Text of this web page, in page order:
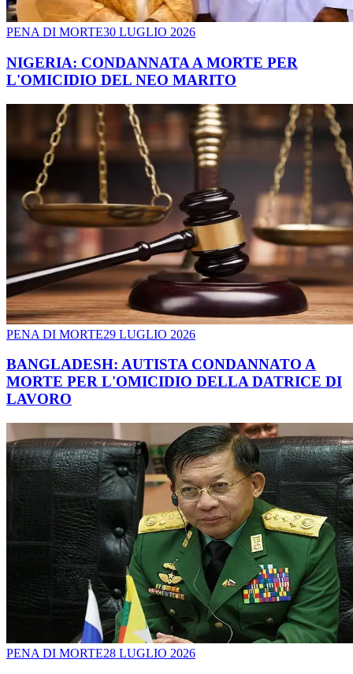
PENA DI MORTE30 LUGLIO 2026
NIGERIA: CONDANNATA A MORTE PER
L'OMICIDIO DEL NEO MARITO
PENA DI MORTE29 LUGLIO 2026
BANGLADESH: AUTISTA CONDANNATO A
MORTE PER L'OMICIDIO DELLA DATRICE DI
LAVORO
PENA DI MORTE28 LUGLIO 2026